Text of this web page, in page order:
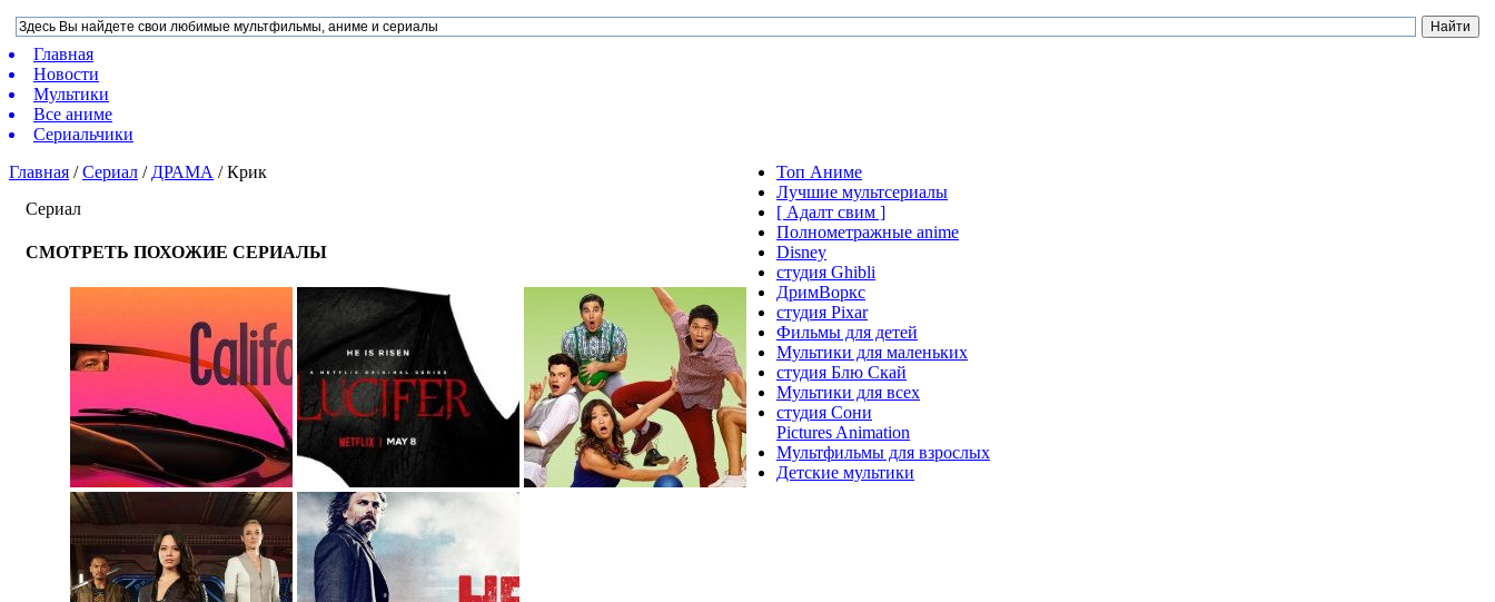
Главная
Новости
Мультики
Все аниме
Сериальчики
Главная /Сериал / ДРАМА /Крик
Сериал
СМОТРЕТЬ ПОХОЖИЕ СЕРИАЛЫ
Топ Аниме
Лучшие мультсериалы
[ Адалт свим ]
Полнометражные anime
Disney
студия Ghibli
ДримВоркс
студия Pixar
Фильмы для детей
Мультики для маленьких
студия Блю Скай
Мультики для всех
студия Сони
Pictures Animation
Мультфильмы для взрослых
Детские мультики